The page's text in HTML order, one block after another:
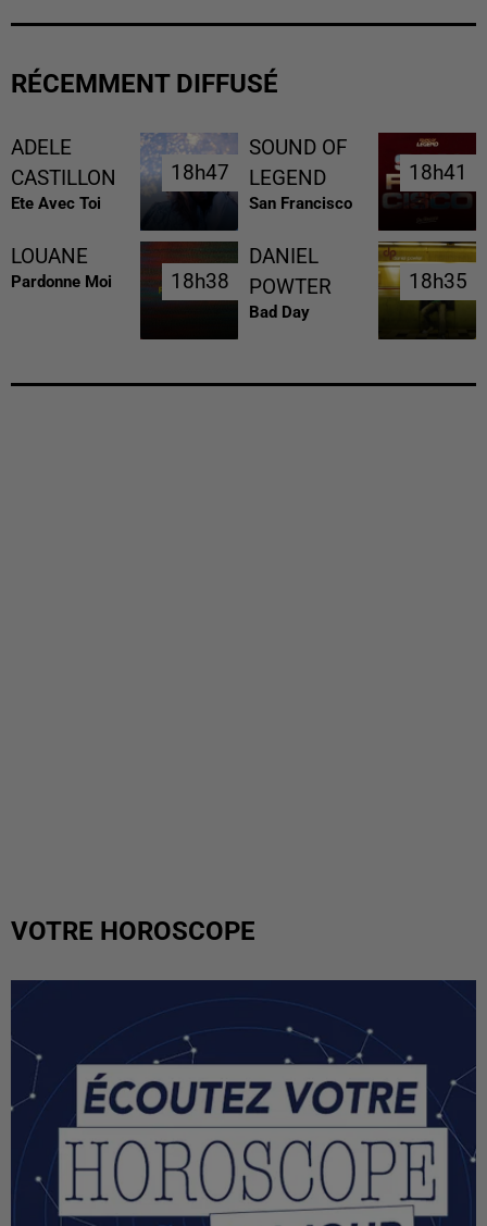
RÉCEMMENT DIFFUSÉ
ADELE
CASTILLON
Ete Avec Toi
18h47
18h47
SOUND OF
LEGEND
San Francisco
18h41
18h41
LOUANE
Pardonne Moi 18h38
18h38
DANIEL
POWTER
Bad Day
18h35
18h35
VOTRE HOROSCOPE